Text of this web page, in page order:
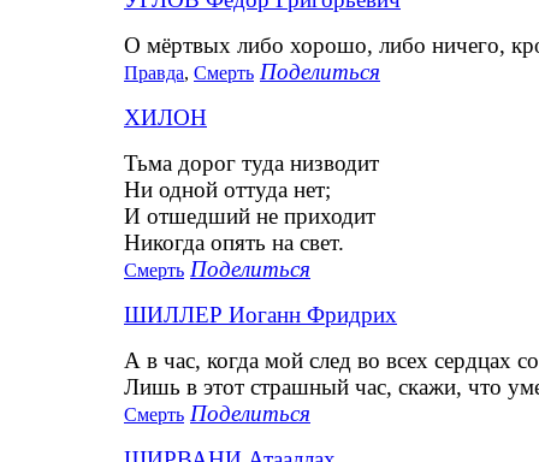
О мёртвых либо хорошо, либо ничего,
Правда, Смерть Поделиться
ХИЛОН
Тьма дорог туда низводит
Ни одной оттуда нет;
И отшедший не приходит
Никогда опять на свет.
Смерть Поделиться
ШИЛЛЕР Иоганн Фридрих
А в час, когда мой след во всех сердцах
Лишь в этот страшный час, скажи, что
Смерть Поделиться